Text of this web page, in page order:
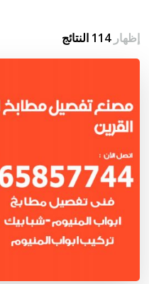
إظهار114 النتائج